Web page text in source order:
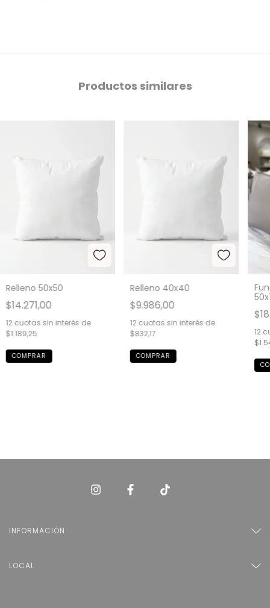
Productos similares
Relleno 50x50
$14.271,00
12 cuotas sin interés de
$1.189,25
Relleno 40x40
$9.986,00
12 cuotas sin interés de
$832,17
12
INFORMACIÓN
LOCAL